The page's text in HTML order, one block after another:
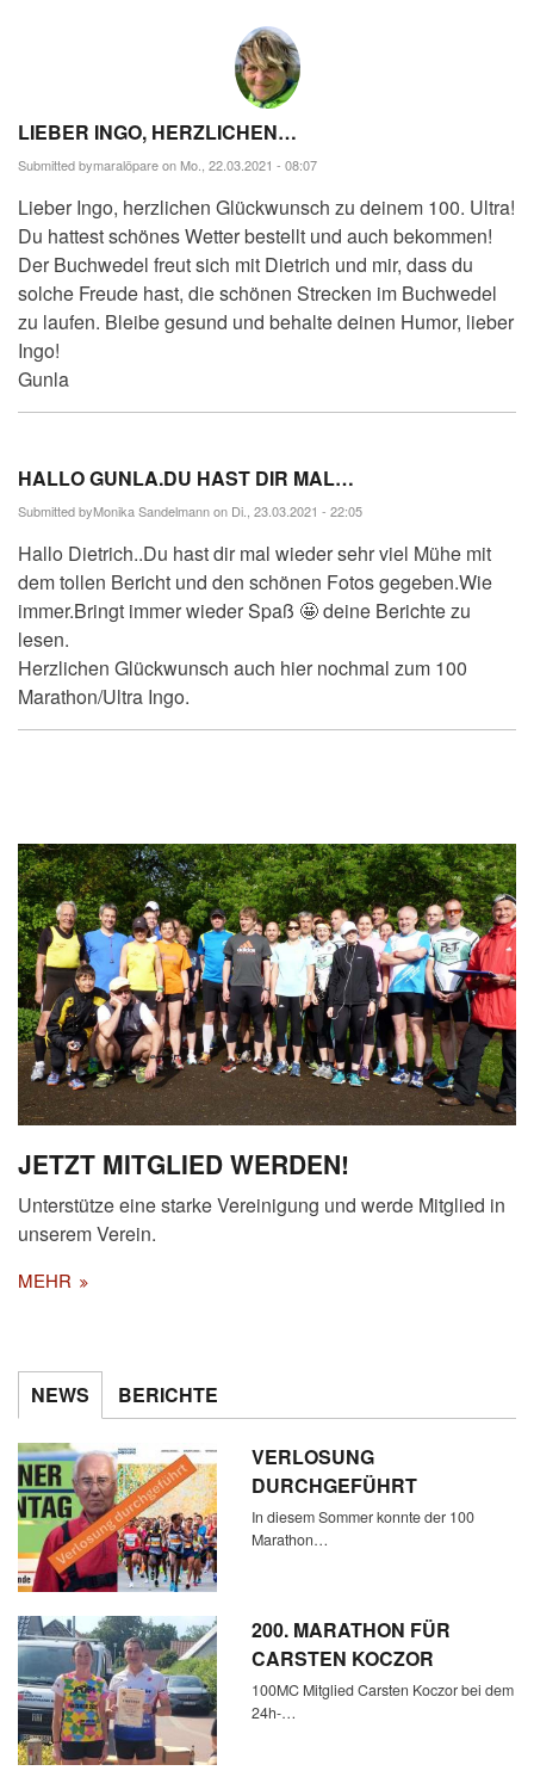
LIEBER INGO, HERZLICHEN…
Submitted bymaralöpareon Mo., 22.03.2021 - 08:07
Lieber Ingo, herzlichen Glückwunsch zu deinem 100. Ultra!
Du hattest schönes Wetter bestellt und auch bekommen!
Der Buchwedel freut sich mit Dietrich und mir, dass du
solche Freude hast, die schönen Strecken im Buchwedel
zu laufen. Bleibe gesund und behalte deinen Humor, lieber
Ingo!
Gunla
HALLO GUNLA.DU HAST DIR MAL…
Submitted byMonika Sandelmannon Di., 23.03.2021 - 22:05
Hallo Dietrich..Du hast dir mal wieder sehr viel Mühe mit
dem tollen Bericht und den schönen Fotos gegeben.Wie
immer.Bringt immer wieder Spaß 🤩 deine Berichte zu
lesen.
Herzlichen Glückwunsch auch hier nochmal zum 100
Marathon/Ultra Ingo.
JETZT MITGLIED WERDEN!
Unterstütze eine starke Vereinigung und werde Mitglied in
unserem Verein.
MEHR
NEWS BERICHTE
VERLOSUNG
DURCHGEFÜHRT
In diesem Sommer konnte der 100
Marathon…
200. MARATHON FÜR
CARSTEN KOCZOR
100MC Mitglied Carsten Koczor bei dem
24h-…